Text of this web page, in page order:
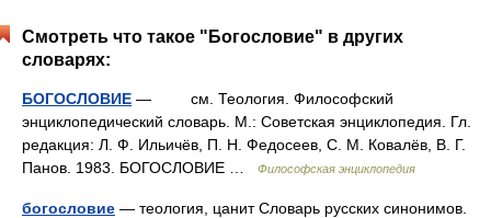
Смотреть что такое "Богословие" в других
словарях:
БОГОСЛОВИЕ — см. Теология. Философский
энциклопедический словарь. М.: Советская энциклопедия. Гл.
редакция: Л. Ф. Ильичёв, П. Н. Федосеев, С. М. Ковалёв, В. Г.
Панов. 1983. БОГОСЛОВИЕ …
Философская энциклопедия
богословие — теология, цанит Словарь русских синонимов.